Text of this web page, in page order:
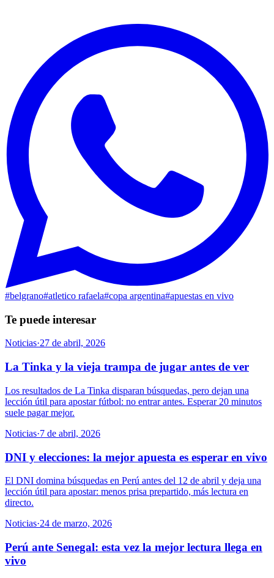
#belgrano#atletico rafaela#copa argentina#apuestas en vivo
Te puede interesar
Noticias·27 de abril, 2026
La Tinka y la vieja trampa de jugar antes de ver
Los resultados de La Tinka disparan búsquedas, pero dejan una
lección útil para apostar fútbol: no entrar antes. Esperar 20 minutos
suele pagar mejor.
Noticias·7 de abril, 2026
DNI y elecciones: la mejor apuesta es esperar en vivo
El DNI domina búsquedas en Perú antes del 12 de abril y deja una
lección útil para apostar: menos prisa prepartido, más lectura en
directo.
Noticias·24 de marzo, 2026
Perú ante Senegal: esta vez la mejor lectura llega en
vivo